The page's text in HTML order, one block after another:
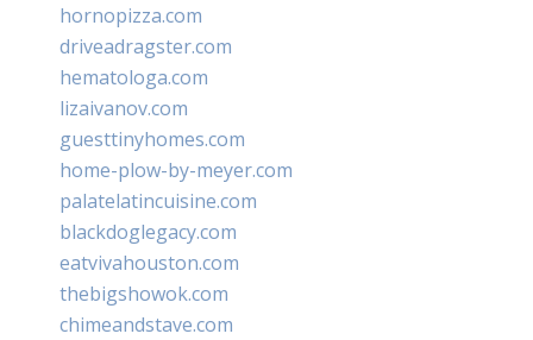
hornopizza.com
driveadragster.com
hematologa.com
lizaivanov.com
guesttinyhomes.com
home-plow-by-meyer.com
palatelatincuisine.com
blackdoglegacy.com
eatvivahouston.com
thebigshowok.com
chimeandstave.com